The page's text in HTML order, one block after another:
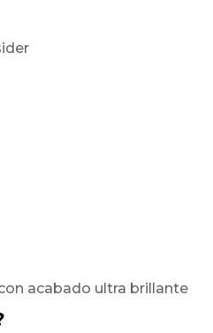
acabado ultra brillante